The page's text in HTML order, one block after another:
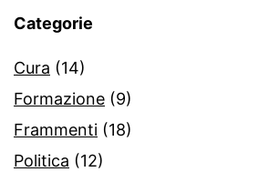
Categorie
Cura (14)
Formazione (9)
Frammenti (18)
Politica (12)